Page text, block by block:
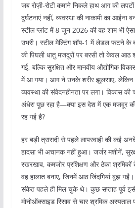
जब रोज़ी-रोटी कमाने निकले हाथ आग की
दुर्घटनाएं नहीं, व्यवस्था की नाकामी का आईना
स्टील प्लांट में 8 जून 2026 की वह शाम भी
उभरी। स्टील मेल्टिंग शॉप-1 में लेडल फटने के
की पिघली धातु मजदूरों पर बरसी तो केवल आठ
गई, बल्कि सुरक्षित और मानवीय औद्योगिक
में आ गया। आग ने उनके शरीर झुलसाए, लेकिन
व्यवस्था की संवेदनहीनता पर लगा। विकास की
अंधेरा पूछ रहा है—क्या इस देश में एक मजदूर
रह गई है?
हर बड़ी त्रासदी से पहले लापरवाही की कई
हादसा भी अचानक नहीं हुआ। जर्जर मशीनें,
रखरखाव, कमजोर प्रशिक्षण और ठेका श्रमिकों
वह हालात बनाए, जिनमें आठ जिंदगियां बुझ
संकेत पहले ही मिल चुके थे। कुछ सप्ताह पूर्व
मोनोऑक्साइड रिसाव से चार श्रमिक